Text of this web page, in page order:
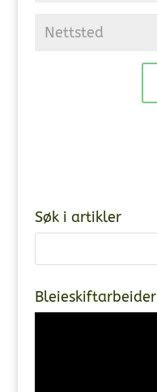
Søk i artikler
Bleieskiftarbeider